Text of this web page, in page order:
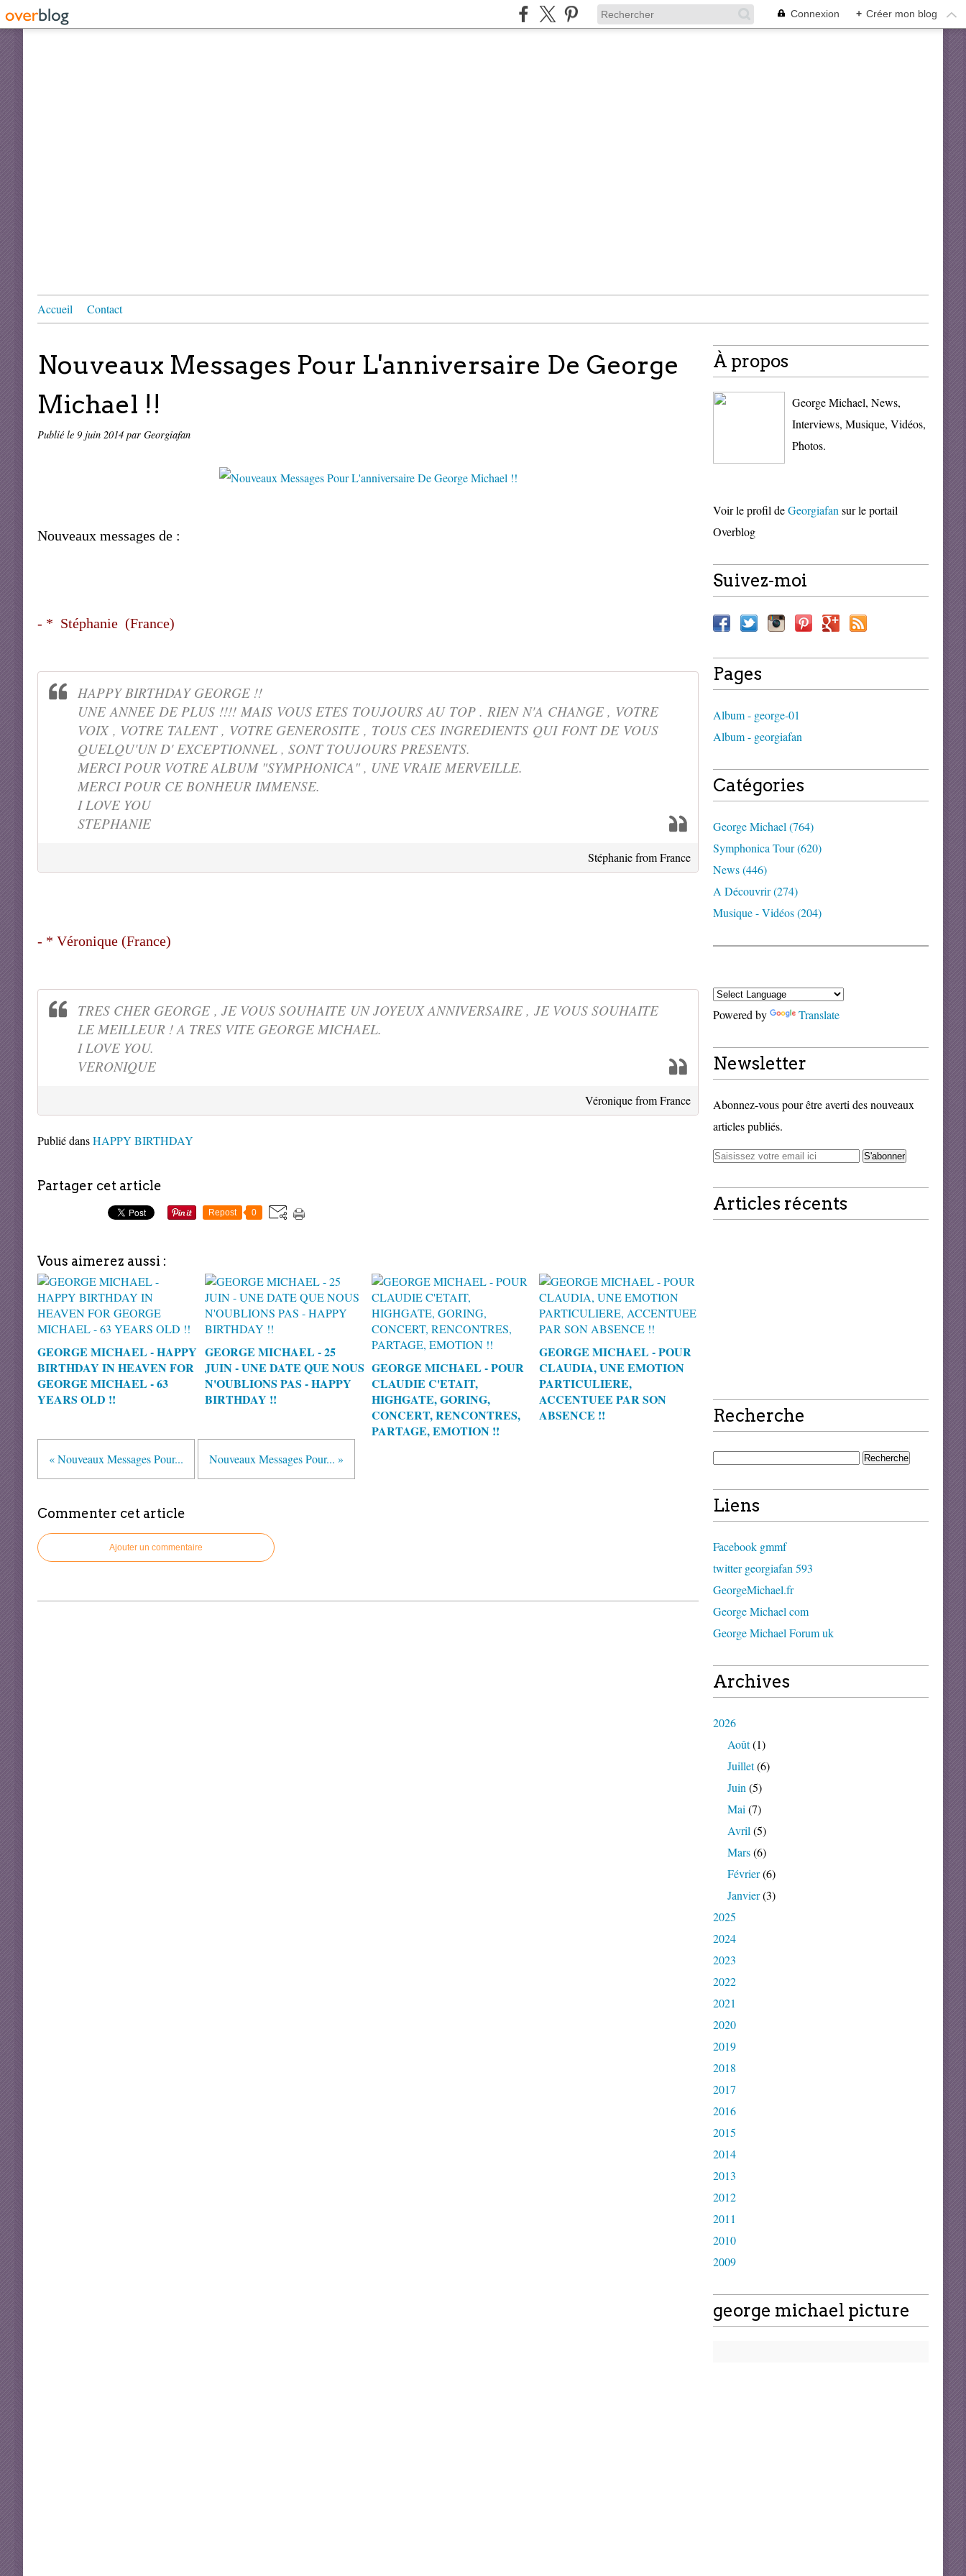
Connexion + Créer mon blog
Accueil Contact
Nouveaux Messages Pour L'anniversaire De George
Michael !!
Publié le 9 juin 2014 par Georgiafan
Nouveaux messages de :
- * Stéphanie (France)
HAPPY BIRTHDAY GEORGE !!
UNE ANNEE DE PLUS !!!! MAIS VOUS ETES TOUJOURS AU TOP . RIEN N'A CHANGE , VOTRE
VOIX , VOTRE TALENT , VOTRE GENEROSITE , TOUS CES INGREDIENTS QUI FONT DE VOUS
QUELQU'UN D' EXCEPTIONNEL , SONT TOUJOURS PRESENTS.
MERCI POUR VOTRE ALBUM "SYMPHONICA" , UNE VRAIE MERVEILLE.
MERCI POUR CE BONHEUR IMMENSE.
I LOVE YOU
STEPHANIE
Stéphanie from France
- * Véronique (France)
TRES CHER GEORGE , JE VOUS SOUHAITE UN JOYEUX ANNIVERSAIRE , JE VOUS SOUHAITE
LE MEILLEUR ! A TRES VITE GEORGE MICHAEL.
I LOVE YOU.
VERONIQUE
Véronique from France
Publié dansHAPPY BIRTHDAY
Partager cet article
Repost 0
Vous aimerez aussi :
GEORGE MICHAEL - HAPPY
BIRTHDAY IN HEAVEN FOR
GEORGE MICHAEL - 63
YEARS OLD !!
GEORGE MICHAEL - 25
JUIN - UNE DATE QUE NOUS
N'OUBLIONS PAS - HAPPY
BIRTHDAY !!
GEORGE MICHAEL - POUR
CLAUDIE C'ETAIT,
HIGHGATE, GORING,
CONCERT, RENCONTRES,
PARTAGE, EMOTION !!
GEORGE MICHAEL - POUR
CLAUDIA, UNE EMOTION
PARTICULIERE,
ACCENTUEE PAR SON
ABSENCE !!
« Nouveaux Messages Pour... Nouveaux Messages Pour... »
Commenter cet article
Ajouter un commentaire
À propos
George Michael, News,
Interviews, Musique, Vidéos,
Photos.
Voir le profil deGeorgiafan sur le portail
Overblog
Suivez-moi
Pages
Album - george-01
Album - georgiafan
Catégories
George Michael (764)
Symphonica Tour (620)
News (446)
A Découvrir (274)
Musique - Vidéos (204)
Powered by Translate
Newsletter
Abonnez-vous pour être averti des nouveaux
articles publiés.
Articles récents
Recherche
Liens
Facebook gmmf
twitter georgiafan 593
GeorgeMichael.fr
George Michael com
George Michael Forum uk
Archives
2026
Août(1)
Juillet(6)
Juin (5)
Mai (7)
Avril (5)
Mars(6)
Février(6)
Janvier(3)
2025
2024
2023
2022
2021
2020
2019
2018
2017
2016
2015
2014
2013
2012
2011
2010
2009
george michael picture